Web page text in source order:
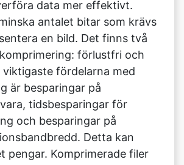
förlustfri och
fördelarna med
är besparingar på
tidsbesparingar för
och besparingar på
Detta kan
pengar. Komprimerade filer
mindre lagringskapacitet än
data, vilket resulterar i
i